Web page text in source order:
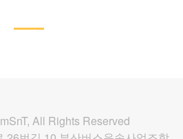
All Rights Reserved